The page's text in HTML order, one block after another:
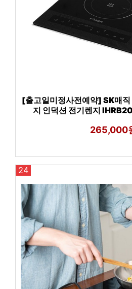
[출고일미정사전예약] SK매직
지 인덕션 전기렌지
265,000
24